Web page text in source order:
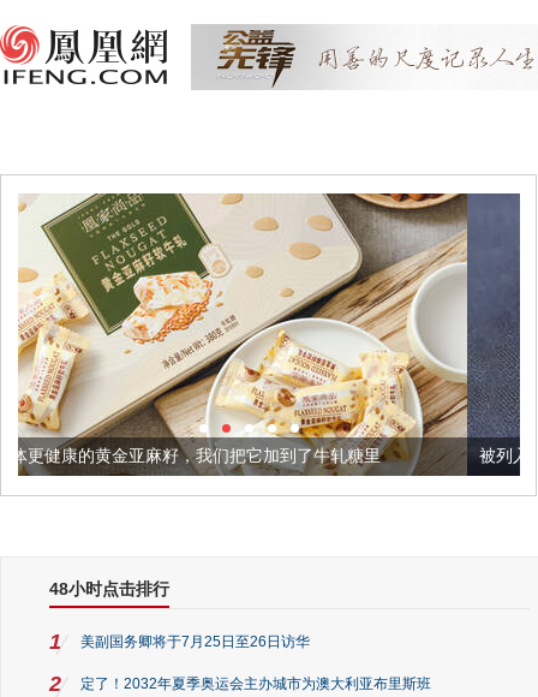
麻籽，我们把它加到了牛轧糖里 被列入佛家七宝的它到底
48小时点击排行
1 美副国务卿将于7月25日至26日访华
2 定了！2032年夏季奥运会主办城市为澳大利亚布里斯班